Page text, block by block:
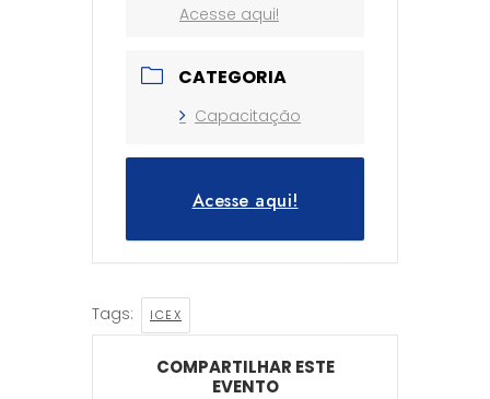
Acesse aqui!
CATEGORIA
Capacitação
Acesse aqui!
Tags: ICEX
COMPARTILHAR ESTE
EVENTO